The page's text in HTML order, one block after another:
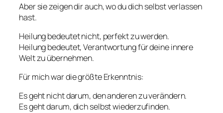
Aber sie zeigen dir auch, wo du dich selbst verlassen
hast.
Heilung bedeutet nicht, perfekt zu werden.
Heilung bedeutet, Verantwortung für deine innere
Welt zu übernehmen.
Für mich war die größte Erkenntnis:
Es geht nicht darum, den anderen zu verändern.
Es geht darum, dich selbst wiederzufinden.